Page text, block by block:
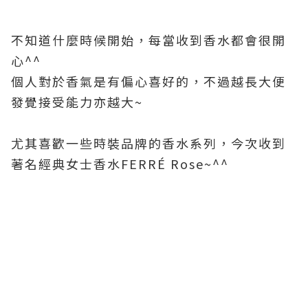
不知道什麼時候開始，每當收到香水都會很開
心^^
個人對於香氣是有偏心喜好的，不過越長大便
發覺接受能力亦越大~
尤其喜歡一些時裝品牌的香水系列，今次收到
著名經典女士香水FERRÉ Rose~^^